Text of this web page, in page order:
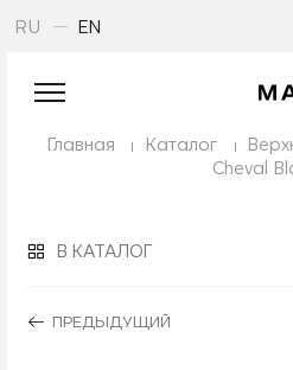
RU EN
Главная Каталог
Cheval
В КАТАЛОГ
ПРЕДЫДУЩИЙ